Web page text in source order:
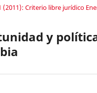
(2011): Criterio libre jurídico
y